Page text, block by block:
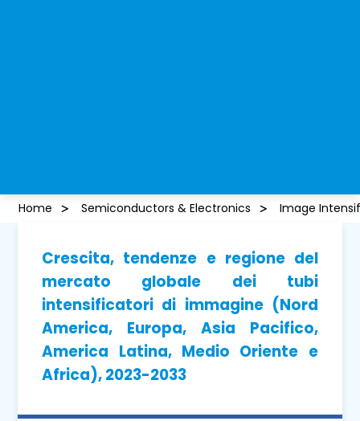
Home Semiconductors & Electronics Image
Crescita, tendenze e regione del
mercato globale dei tubi
intensificatori di immagine (Nord
America, Europa, Asia Pacifico,
America Latina, Medio Oriente e
Africa), 2023-2033